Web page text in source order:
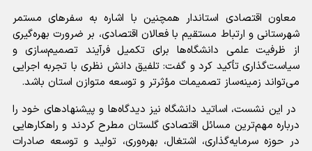
معاون اقتصادی استاندار همچنین با اشاره به سفر‌های مستمر
شهرستانی و ارتباط مستقیم با فعالان اقتصادی، بر ضرورت بهره‌گیری
از ظرفیت علمی دانشگاه‌ها برای تکمیل فرآیند تصمیم‌سازی و
سیاست‌گذاری تأکید کرد و گفت: تلفیق دانش نظری با تجربه اجرایی
می‌تواند زمینه‌ساز تصمیمات مؤثرتر و توسعه متوازن استان باشد.
در این نشست، اساتید دانشگاه نیز دیدگاه‌ها و پیشنهاد‌های خود را
درباره مهم‌ترین مسائل اقتصادی گلستان مطرح کردند و راهکار‌هایی
در حوزه سرمایه‌گذاری، اشتغال، بهره‌وری، تولید و توسعه صادرات